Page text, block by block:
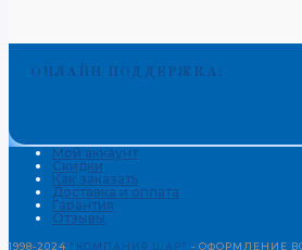
ОНЛАЙН ПОДДЕРЖКА:
Мой аккаунт
Скидки
Как заказать
Доставка и оплата
Гарантия
Отзывы
1998-2024 "КОМПАНИЯ ШАР" - ОФОРМЛЕНИЕ